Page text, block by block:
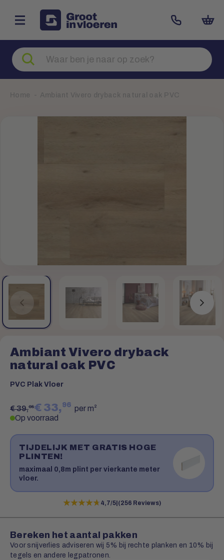
Zoeken
naar
producten
Home Ambiant Vivero dryback natural oak PVC
Ambiant Vivero dryback
natural oak PVC
PVC Plak Vloer
€ 39,95€ 33, 96 per m²
Op voorraad
TIJDELIJK MET GRATIS HOGE
PLINTEN!
maximaal 0,8m plint per vierkante meter
vloer.
★★★★★
★★★★★ 4,7/5 (256 Reviews)
Bereken het aantal pakken
Voor snijverlies adviseren wij 5% bij rechte planken en 10% bij
tegels en andere legpatronen.